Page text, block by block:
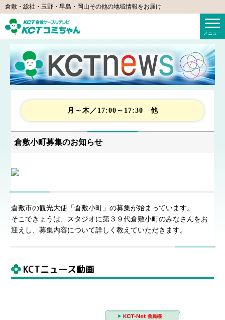
倉敷・総社・玉野・早島・岡山その他の地域情報をお届け
KCTコミちゃん（倉敷ケーブルテレビ）
メニュー
月～木／17:00～17:30 他
倉敷小町募集のお知らせ
倉敷市の観光大使「倉敷小町」の募集が始まっています。
そこできょうは、スタジオに第３９代倉敷小町のみなさんをお
迎えし、募集内容について詳しく教えていただきます。
KCTニュース動画